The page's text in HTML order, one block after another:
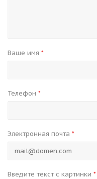
Ваше имя *
Телефон *
Электронная почта *
Введите текст с картинки *